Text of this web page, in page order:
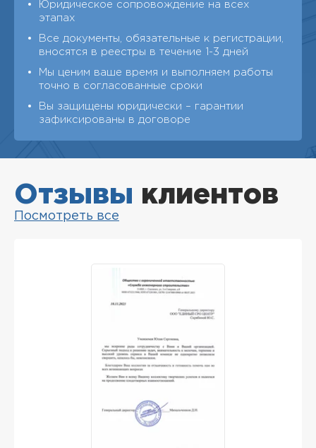
Юридическое сопровождение на всех
этапах
Все документы, обязательные к регистрации,
вносятся в реестры в течение 1-3 дней
Мы ценим ваше время и выполняем работы
точно в согласованные сроки
Вы защищены юридически – гарантии
зафиксированы в договоре
Отзывы клиентов
Посмотреть все